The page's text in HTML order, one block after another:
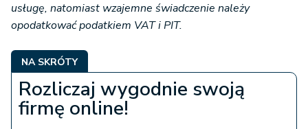
usługę, natomiast wzajemne świadczenie należy
opodatkować podatkiem VAT i PIT.
NA SKRÓTY
Rozliczaj wygodnie swoją
firmę online!